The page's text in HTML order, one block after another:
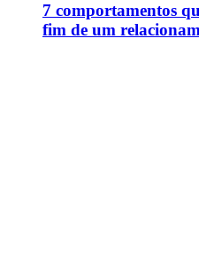
7 comportamentos
fim de um